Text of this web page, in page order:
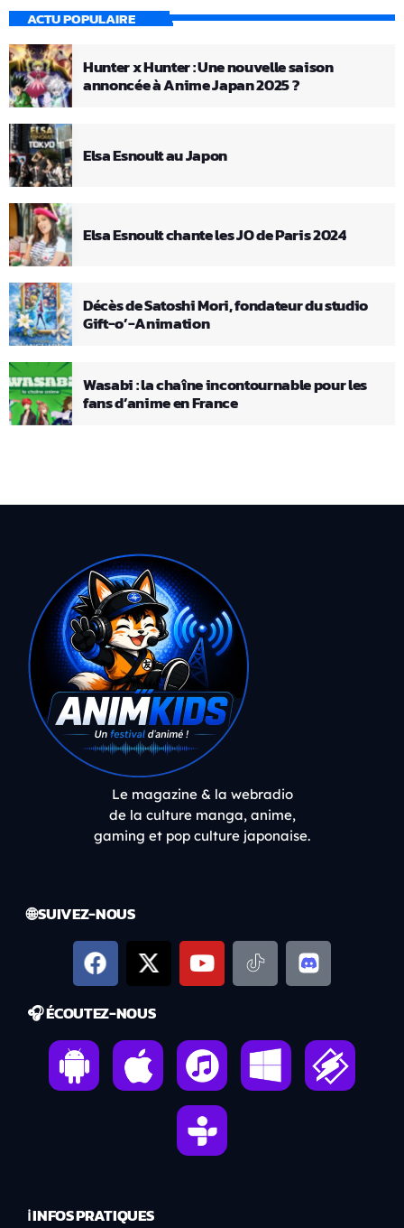
ACTU POPULAIRE
Hunter x Hunter : Une nouvelle saison
annoncée à Anime Japan 2025 ?
Elsa Esnoult au Japon
Elsa Esnoult chante les JO de Paris 2024
Décès de Satoshi Mori, fondateur du studio
Gift-o’-Animation
Wasabi : la chaîne incontournable pour les
fans d’anime en France
Le magazine & la webradio
de la culture manga, anime,
gaming et pop culture japonaise.
🌐 SUIVEZ-NOUS
🎧 ÉCOUTEZ-NOUS
ℹ️ INFOS PRATIQUES